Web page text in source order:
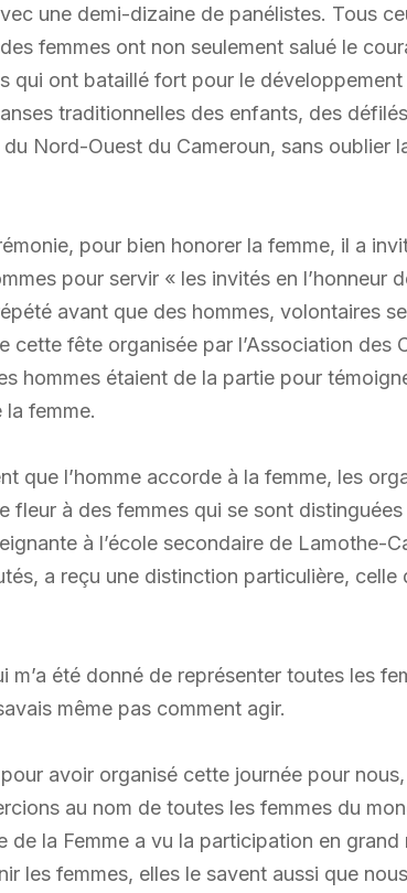
une demi-dizaine de panélistes. Tous
femmes ont non seulement salué le
qui ont bataillé fort pour le
traditionnelles des enfants, des
Nord-Ouest du Cameroun, sans oublier
pour bien honorer la femme, il a
pour servir « les invités en
avant que des hommes, volontaires
cette fête organisée par l’Association des
hommes étaient de la partie pour
femme.
que l’homme accorde à la femme, les
fleur à des femmes qui se sont
à l’école secondaire de Lamothe-
a reçu une distinction particulière,
m’a été donné de représenter toutes les
même pas comment agir.
pour avoir organisé cette journée pour
au nom de toutes les femmes du
de la Femme a vu la participation en
les femmes, elles le savent aussi que